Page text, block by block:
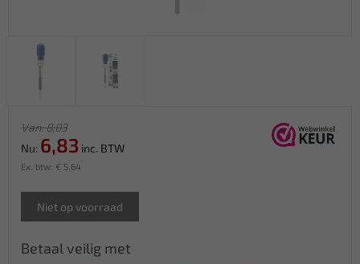
Van: 8,03
Nu: 6,83 inc. BTW
Ex. btw: € 5,64
Niet op voorraad
Betaal veilig met